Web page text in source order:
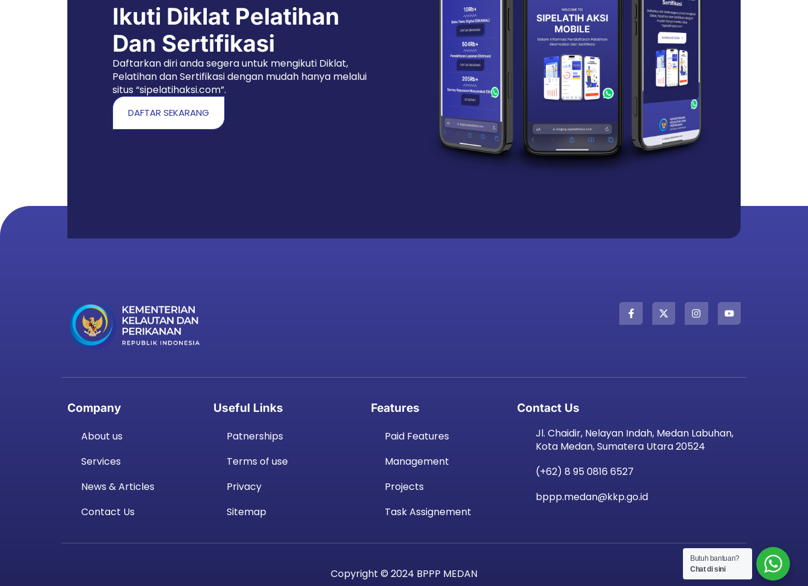
Ikuti Diklat Pelatihan
Dan Sertifikasi
Daftarkan diri anda segera untuk mengikuti Diklat,
Pelatihan dan Sertifikasi dengan mudah hanya melalui
situs “sipelatihaksi.com”.
DAFTAR SEKARANG
Company
About us
Services
News & Articles
Contact Us
Useful Links
Patnerships
Terms of use
Privacy
Sitemap
Features
Paid Features
Management
Projects
Task Assignement
Contact Us
Jl. Chaidir, Nelayan Indah, Medan Labuhan,
Kota Medan, Sumatera Utara 20524
(+62) 8 95 0816 6527
bppp.medan@kkp.go.id
Copyright © 2024 BPPP MEDAN
Butuh bantuan?
Chat di sini